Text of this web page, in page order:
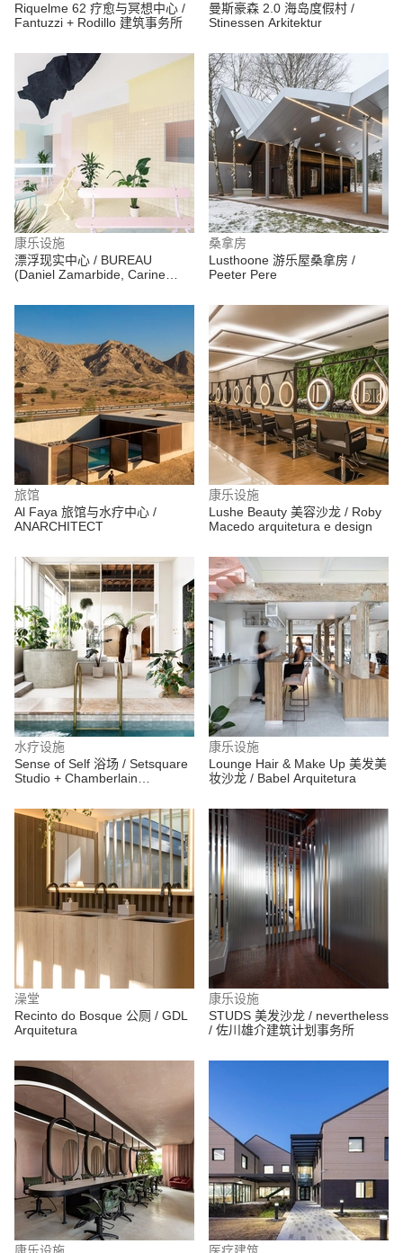
Riquelme 62 疗愈与冥想中心 /
Fantuzzi + Rodillo 建筑事务所
曼斯豪森 2.0 海岛度假村 /
Stinessen Arkitektur
康乐设施
漂浮现实中心 / BUREAU
(Daniel Zamarbide, Carine
桑拿房
Lusthoone 游乐屋桑拿房 /
Peeter Pere
旅馆
Al Faya 旅馆与水疗中心 /
ANARCHITECT
康乐设施
Lushe Beauty 美容沙龙 / Roby
Macedo arquitetura e design
水疗设施
Sense of Self 浴场 / Setsquare
Studio + Chamberlain
康乐设施
Lounge Hair & Make Up 美发美
妆沙龙 / Babel Arquitetura
澡堂
Recinto do Bosque 公厕 / GDL
Arquitetura
康乐设施
STUDS 美发沙龙 / nevertheless
/ 佐川雄介建筑计划事务所